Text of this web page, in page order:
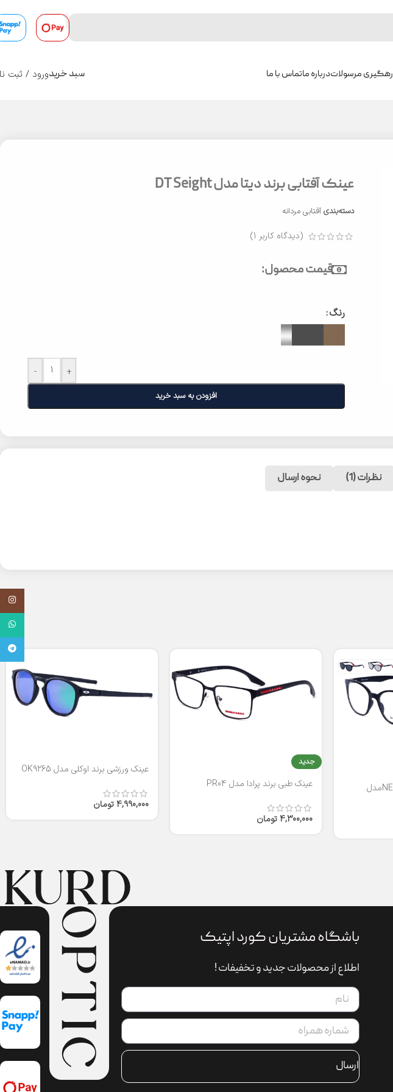
رهگیری مرسولاتدرباره ماتماس با ما 0
سبد خریدورود / ثبت
عینک آفتابی برند دیتا مدل DT Seight
دسته‌بندی آفتابی مردانه
(دیدگاه کاربر 1
)
قیمت محصول:
رنگ
- +
افزودن به سبد خرید
نظرات (1) نحوه ارسال
عینک چند کاوره برند NEXAمدل
جدید
عینک طبی برند پرادا مدل PR04
4,300,000 تومان
عینک ورزشی برند اوکلی مدل OK9265
4,990,000 تومان
باشگاه مشتریان کورد اپتیک
اطلاع از محصولات جدید و تخفیفات !
ارسال
واتساپ
تلگرام